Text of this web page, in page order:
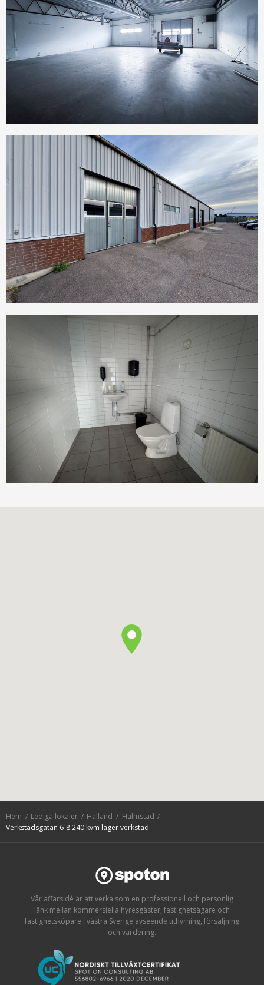
Hem Lediga lokaler Halland
Halmstad
Verkstadsgatan 6-8 240 kvm lager verkstad
Vår affärsidé är att verka som en professionell och personlig
länk mellan kommersiella hyresgäster, fastighetsägare och
fastighetsköpare i västra Sverige avseende uthyrning, försäljning
och värdering.